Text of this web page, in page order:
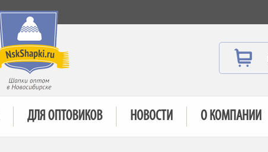
ДЛЯ ОПТОВИКОВ НОВОСТИ О КОМПАНИИ